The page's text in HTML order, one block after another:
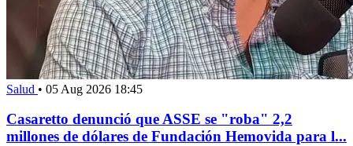
Salud • 05 Aug 2026 18:45
Casaretto denunció que ASSE se "roba" 2,2
millones de dólares de Fundación Hemovida para l...